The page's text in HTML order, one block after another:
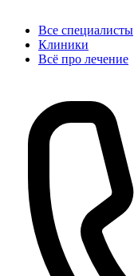
Все специалисты
Клиники
Всё про лечение